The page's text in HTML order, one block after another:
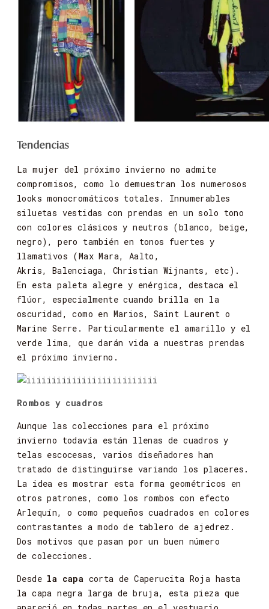
Tendencias
La mujer del próximo invierno no admite
compromisos, como lo demuestran los numerosos
looksmonocromáticos totales.
Innumerables
siluetas vestidas con prendas en un solo tono
con colores clásicosy neutros (blanco,
beige,
negro),
pero también en tonos fuertes y
llamativos (Max Mara,
Aalto,
Akris, Balenciaga, Christian Wijnants,
etc).
En esta paleta alegre y enérgica, destaca el
flúor,
especialmente cuandobrilla en la
oscuridad , como en Marios, Saint Laurent o
Marine Serre . Particularmente el amarillo y el
verde lima, que darán vida a nuestras prendas
el próximo invierno.
Rombos y cuadros
Aunque las colecciones para el próximo
invierno todavía están llenas de cuadros y
telas escocesas, varios diseñadores han
tratado de distinguirse variando los placeres.
La idea es mostrar esta forma geométricos en
otros patrones, como los rombos con efecto
Arlequín,
o como pequeños cuadrados en colores
contrastantes a modo de tablero de ajedrez.
Dos motivos que pasan por un buen número
de colecciones.
Desde la capa corta de Caperucita Roja hasta
la capa negra larga de bruja, esta pieza que